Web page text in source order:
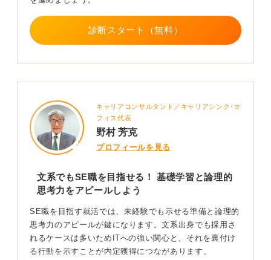
入社前に「ITの基礎知識」を身に付けよう！
ルゴリズムの初歩、Gitの基本、SQLのCRUD、HTTPの
強力なアピールになります。
求人の選び方は、教育体制やコードレビューの有無、テ
ストやドキュメントの文化を重視し、未経験可の自社開
るのがおすすめです。
内定がゴールではなく、学習と実務のサイクルに早く入
ることを目標にすると入社後の伸びが違ってきます。
0
診断スタート（無料）
キャリアコンサルタント／キャリアシンク･オ
フィス代表
野村 芳克
プロフィールを見る
文系でもSE職を目指せる！ 基礎学習と論理的
思考力をアピールしよう
SE職を目指す就活では、未経験でも示せる準備と論理的
思考力のアピールが鍵になります。文系出身でも採用さ
れるケースは多いためITへの強い関心と、それを裏付け
る行動を示すことが内定獲得につながあります。